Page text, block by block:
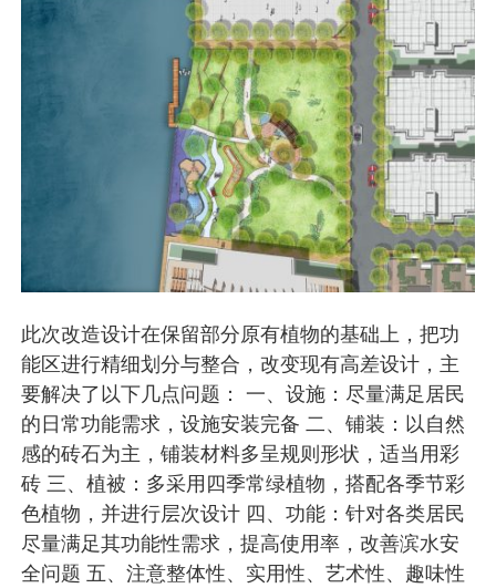
此次改造设计在保留部分原有植物的基础上，把功
能区进行精细划分与整合，改变现有高差设计，主
要解决了以下几点问题： 一、设施：尽量满足居民
的日常功能需求，设施安装完备 二、铺装：以自然
感的砖石为主，铺装材料多呈规则形状，适当用彩
砖 三、植被：多采用四季常绿植物，搭配各季节彩
色植物，并进行层次设计 四、功能：针对各类居民
尽量满足其功能性需求，提高使用率，改善滨水安
全问题 五、注意整体性、实用性、艺术性、趣味性